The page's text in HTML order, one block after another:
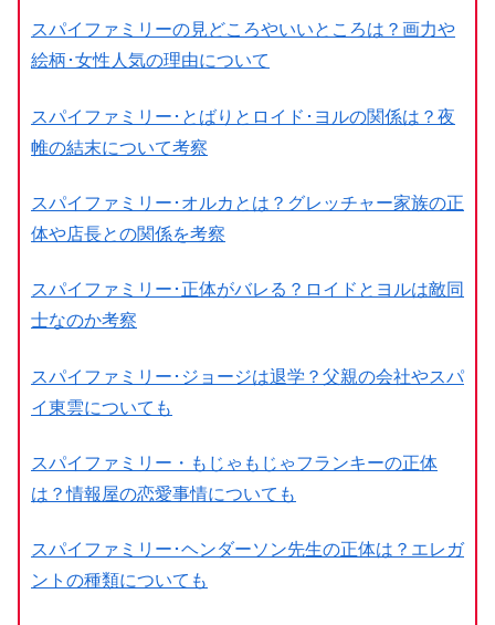
スパイファミリーの見どころやいいところは？画力や
絵柄･女性人気の理由について
スパイファミリー･とばりとロイド･ヨルの関係は？夜
帷の結末について考察
スパイファミリー･オルカとは？グレッチャー家族の正
体や店長との関係を考察
スパイファミリー･正体がバレる？ロイドとヨルは敵同
士なのか考察
スパイファミリー･ジョージは退学？父親の会社やスパ
イ東雲についても
スパイファミリー・もじゃもじゃフランキーの正体
は？情報屋の恋愛事情についても
スパイファミリー･ヘンダーソン先生の正体は？エレガ
ントの種類についても